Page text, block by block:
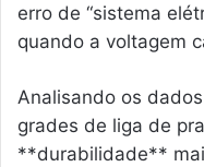
erro de “sistema
quando a voltagem
Analisando os
grades de liga de
**durabilidade**